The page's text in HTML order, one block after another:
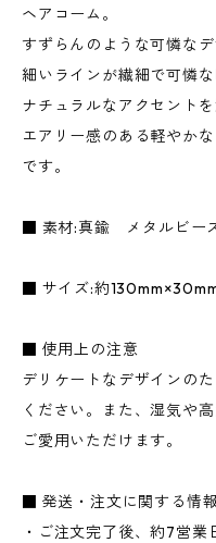
ヘアコーム。
すずらんのような可憐な
細いラインが繊細で可憐な
ナチュラルなアクセント
エアリー感のある軽やか
です。
■ 素材:真鍮 メタルビー
■ サイズ:約
■ 使用上の注意
デリケートなデザインの
ください。また、湿気や
ご愛用いただけます。
■ 発送・注文に関する情
・ご注文完了後、約7営業